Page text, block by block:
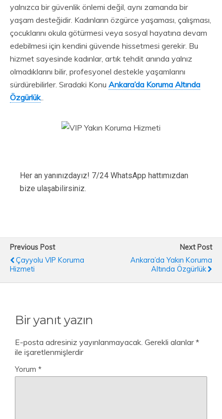
yalnızca bir güvenlik önlemi değil, aynı zamanda bir
yaşam desteğidir. Kadınların özgürce yaşaması, çalışması,
çocuklarını okula götürmesi veya sosyal hayatına devam
edebilmesi için kendini güvende hissetmesi gerekir. Bu
hizmet sayesinde kadınlar, artık tehdit anında yalnız
olmadıklarını bilir, profesyonel destekle yaşamlarını
sürdürebilirler. Sıradaki Konu Ankara’da Koruma Altında
Özgürlük..
Her an yanınızdayız! 7/24 WhatsApp hattımızdan
bize ulaşabilirsiniz.
Previous Post
Çayyolu VIP Koruma
Hizmeti
Next Post
Ankara’da Yakın Koruma
Altında Özgürlük
Bir yanıt yazın
E-posta adresiniz yayınlanmayacak. Gerekli alanlar*
ile işaretlenmişlerdir
Yorum *